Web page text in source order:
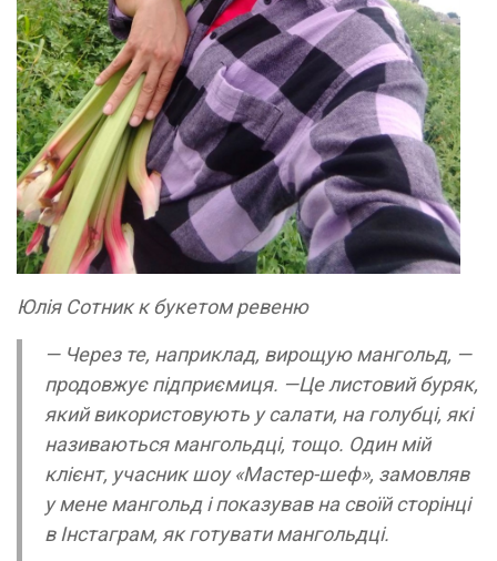
Юлія Сотник к букетом ревеню
— Через те, наприклад, вирощую мангольд, —
продовжує підприємиця. —Це листовий буряк,
який використовують у салати, на голубці, які
називаються мангольдці, тощо. Один мій
клієнт, учасник шоу «Мастер-шеф», замовляв
у мене мангольд і показував на своїй сторінці
в Інстаграм, як готувати мангольдці.